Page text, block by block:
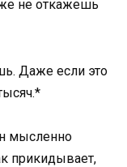
не откажешь
Даже если это
мысленно
прикидывает,